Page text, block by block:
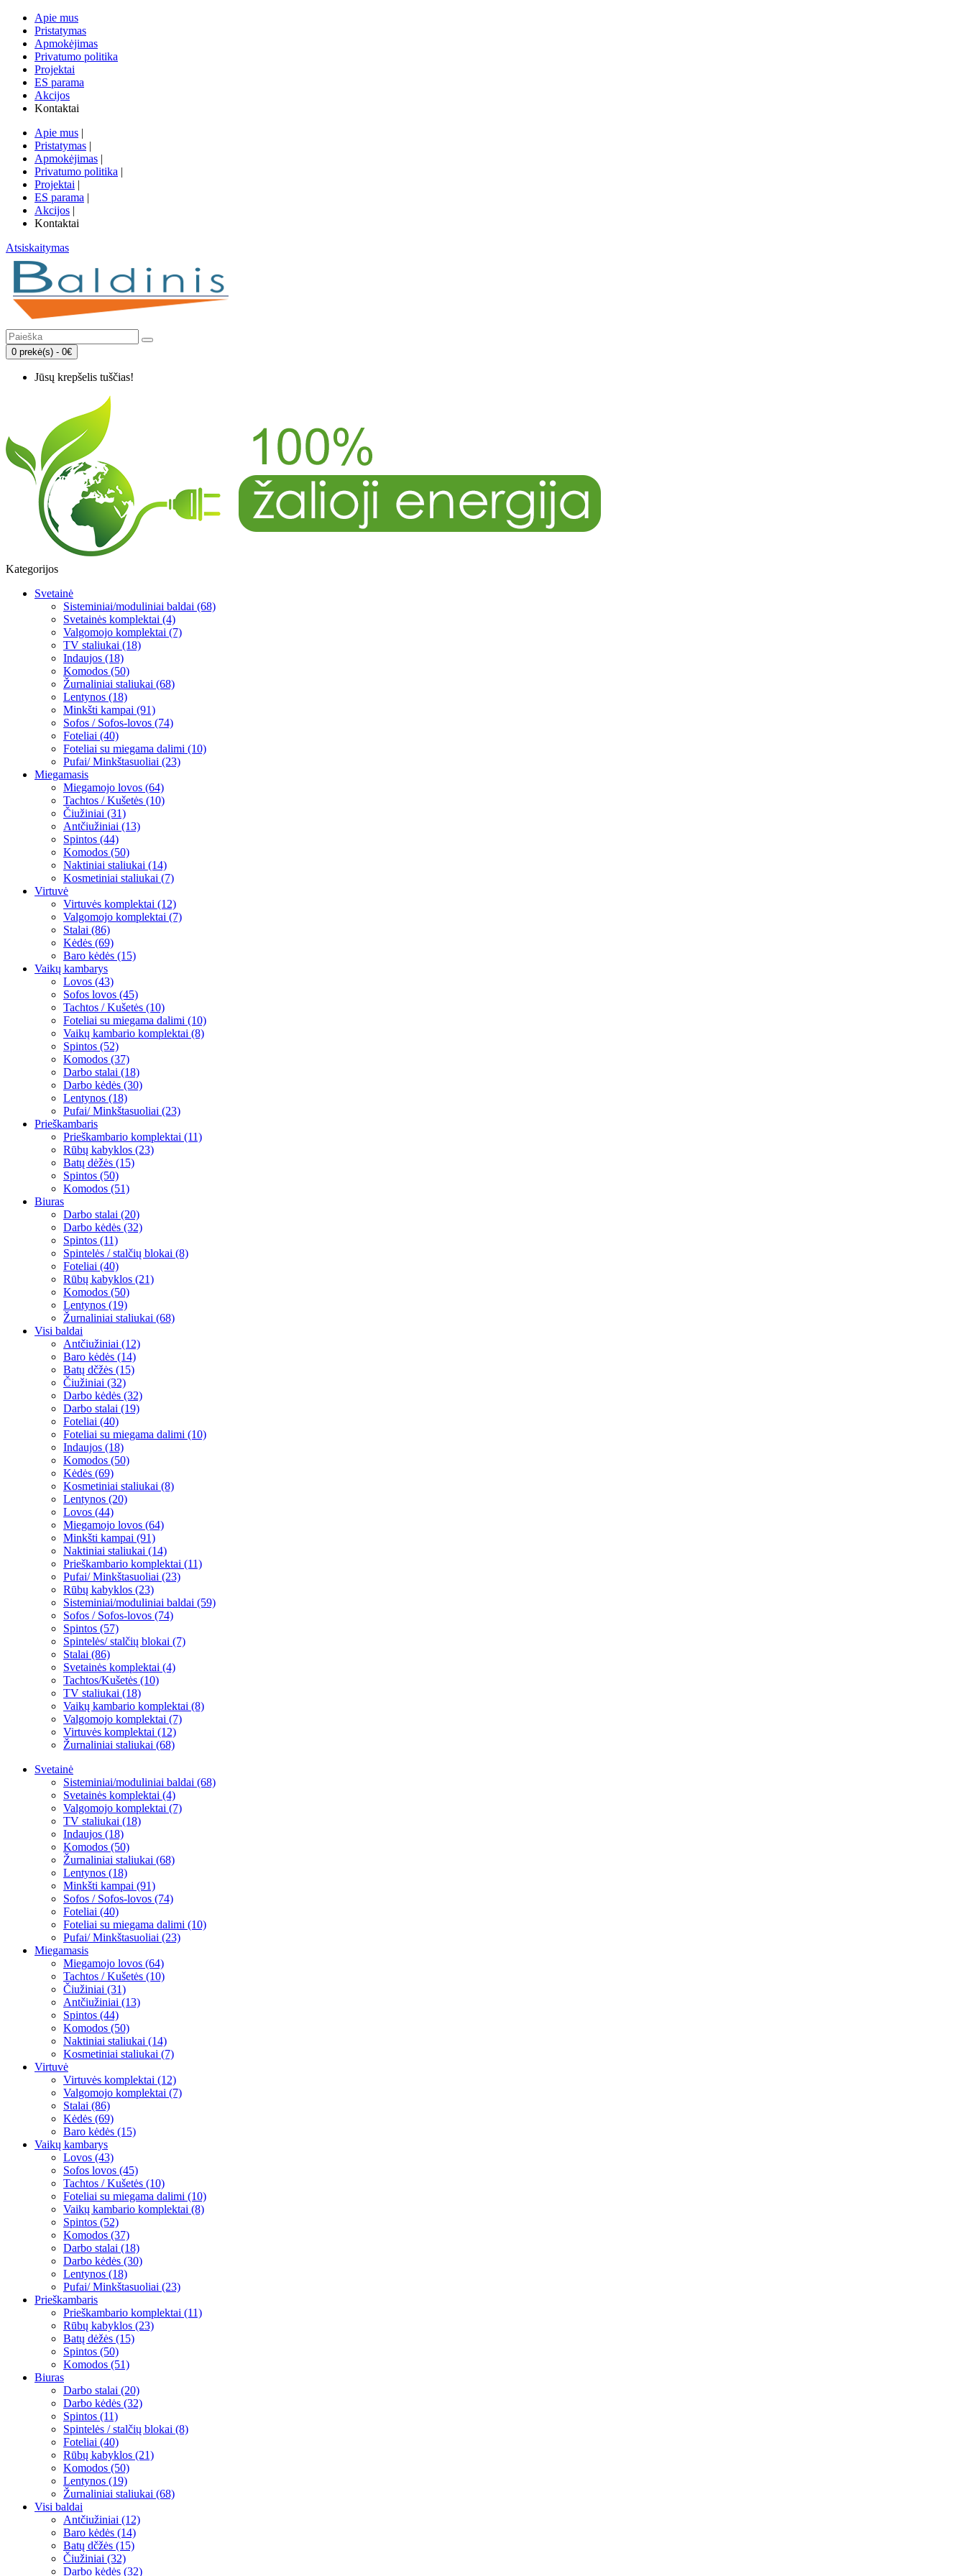
Apie mus
Pristatymas
Apmokėjimas
Privatumo politika
Projektai
ES parama
Akcijos
Kontaktai
Apie mus |
Pristatymas |
Apmokėjimas |
Privatumo politika |
Projektai |
ES parama |
Akcijos |
Kontaktai
Atsiskaitymas
0 prekė(s) - 0€
Jūsų krepšelis tuščias!
Kategorijos
Svetainė
Sisteminiai/moduliniai baldai (68)
Svetainės komplektai (4)
Valgomojo komplektai (7)
TV staliukai (18)
Indaujos (18)
Komodos (50)
Žurnaliniai staliukai (68)
Lentynos (18)
Minkšti kampai (91)
Sofos / Sofos-lovos (74)
Foteliai (40)
Foteliai su miegama dalimi (10)
Pufai/ Minkštasuoliai (23)
Miegamasis
Miegamojo lovos (64)
Tachtos / Kušetės (10)
Čiužiniai (31)
Antčiužiniai (13)
Spintos (44)
Komodos (50)
Naktiniai staliukai (14)
Kosmetiniai staliukai (7)
Virtuvė
Virtuvės komplektai (12)
Valgomojo komplektai (7)
Stalai (86)
Kėdės (69)
Baro kėdės (15)
Vaikų kambarys
Lovos (43)
Sofos lovos (45)
Tachtos / Kušetės (10)
Foteliai su miegama dalimi (10)
Vaikų kambario komplektai (8)
Spintos (52)
Komodos (37)
Darbo stalai (18)
Darbo kėdės (30)
Lentynos (18)
Pufai/ Minkštasuoliai (23)
Prieškambaris
Prieškambario komplektai (11)
Rūbų kabyklos (23)
Batų dėžės (15)
Spintos (50)
Komodos (51)
Biuras
Darbo stalai (20)
Darbo kėdės (32)
Spintos (11)
Spintelės / stalčių blokai (8)
Foteliai (40)
Rūbų kabyklos (21)
Komodos (50)
Lentynos (19)
Žurnaliniai staliukai (68)
Visi baldai
Antčiužiniai (12)
Baro kėdės (14)
Batų dčžės (15)
Čiužiniai (32)
Darbo kėdės (32)
Darbo stalai (19)
Foteliai (40)
Foteliai su miegama dalimi (10)
Indaujos (18)
Komodos (50)
Kėdės (69)
Kosmetiniai staliukai (8)
Lentynos (20)
Lovos (44)
Miegamojo lovos (64)
Minkšti kampai (91)
Naktiniai staliukai (14)
Prieškambario komplektai (11)
Pufai/ Minkštasuoliai (23)
Rūbų kabyklos (23)
Sisteminiai/moduliniai baldai (59)
Sofos / Sofos-lovos (74)
Spintos (57)
Spintelės/ stalčių blokai (7)
Stalai (86)
Svetainės komplektai (4)
Tachtos/Kušetės (10)
TV staliukai (18)
Vaikų kambario komplektai (8)
Valgomojo komplektai (7)
Virtuvės komplektai (12)
Žurnaliniai staliukai (68)
Svetainė
Sisteminiai/moduliniai baldai (68)
Svetainės komplektai (4)
Valgomojo komplektai (7)
TV staliukai (18)
Indaujos (18)
Komodos (50)
Žurnaliniai staliukai (68)
Lentynos (18)
Minkšti kampai (91)
Sofos / Sofos-lovos (74)
Foteliai (40)
Foteliai su miegama dalimi (10)
Pufai/ Minkštasuoliai (23)
Miegamasis
Miegamojo lovos (64)
Tachtos / Kušetės (10)
Čiužiniai (31)
Antčiužiniai (13)
Spintos (44)
Komodos (50)
Naktiniai staliukai (14)
Kosmetiniai staliukai (7)
Virtuvė
Virtuvės komplektai (12)
Valgomojo komplektai (7)
Stalai (86)
Kėdės (69)
Baro kėdės (15)
Vaikų kambarys
Lovos (43)
Sofos lovos (45)
Tachtos / Kušetės (10)
Foteliai su miegama dalimi (10)
Vaikų kambario komplektai (8)
Spintos (52)
Komodos (37)
Darbo stalai (18)
Darbo kėdės (30)
Lentynos (18)
Pufai/ Minkštasuoliai (23)
Prieškambaris
Prieškambario komplektai (11)
Rūbų kabyklos (23)
Batų dėžės (15)
Spintos (50)
Komodos (51)
Biuras
Darbo stalai (20)
Darbo kėdės (32)
Spintos (11)
Spintelės / stalčių blokai (8)
Foteliai (40)
Rūbų kabyklos (21)
Komodos (50)
Lentynos (19)
Žurnaliniai staliukai (68)
Visi baldai
Antčiužiniai (12)
Baro kėdės (14)
Batų dčžės (15)
Čiužiniai (32)
Darbo kėdės (32)